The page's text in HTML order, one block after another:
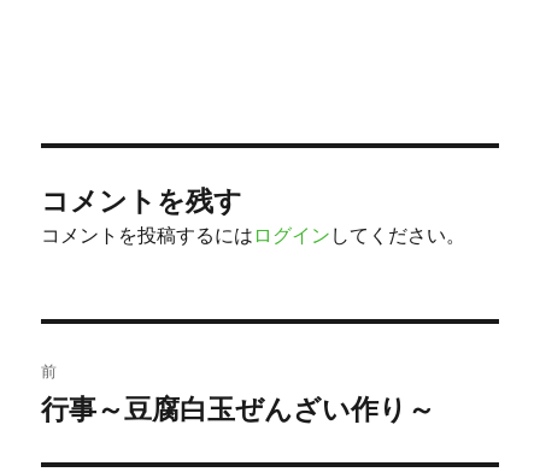
コメントを残す
コメントを投稿するには ログイン してください。
稿
前
過
行事～豆腐白玉ぜんざい作り～